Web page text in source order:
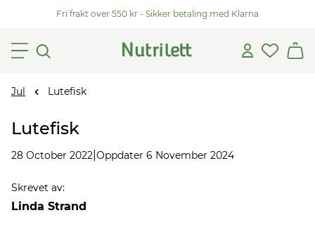
Fri frakt over 550 kr - Sikker betaling med Klarna
Jul Lutefisk
Lutefisk
28 October 2022 Oppdater 6 November 2024
Skrevet av:
Linda Strand